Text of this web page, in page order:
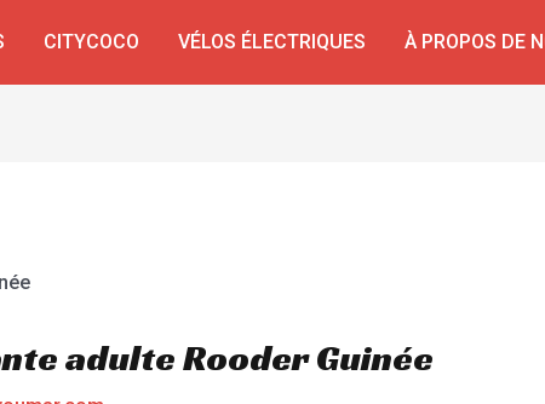
CITYCOCO VÉLOS ÉLECTRIQUES À PROPOS DE
adulte Rooder Guinée